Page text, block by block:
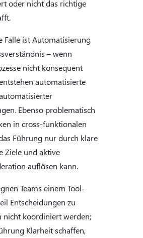
oder nicht das richtige
Falle ist Automatisierung
– wenn
nicht konsequent
automatisierte
Ebenso problematisch
in cross-funktionalen
Führung nur durch klare
Ziele und aktive
auflösen kann.
Teams einem Tool-
Entscheidungen zu
nicht koordiniert werden;
Klarheit schaffen,